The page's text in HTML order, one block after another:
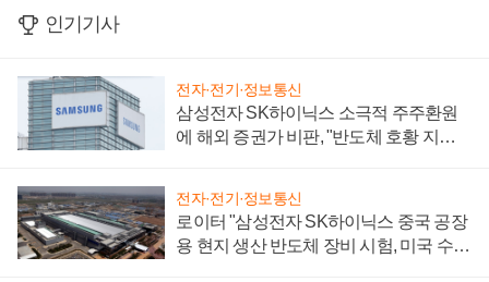
인기기사
전자·전기·정보통신
삼성전자 SK하이닉스 소극적 주주환원
에 해외 증권가 비판, "반도체 호황 지속
전자·전기·정보통신
로이터 "삼성전자 SK하이닉스 중국 공장
용 현지 생산 반도체 장비 시험, 미국 수출